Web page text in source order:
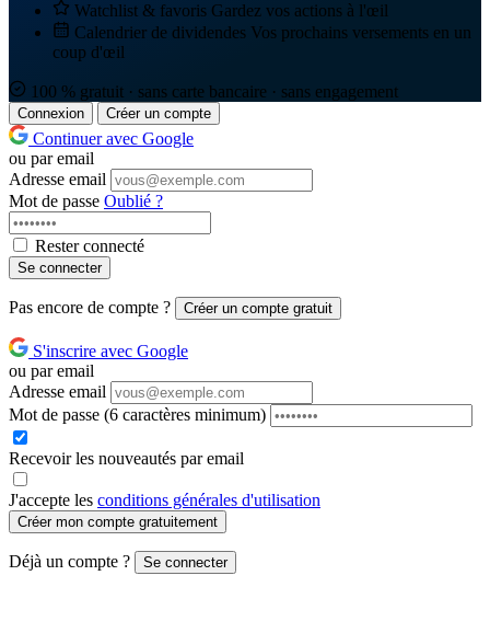
Watchlist & favoris Gardez vos actions à l'œil
Calendrier de dividendes Vos prochains versements en un
coup d'œil
100 % gratuit · sans carte bancaire · sans engagement
Connexion Créer un compte
Continuer avec Google
ou par email
Adresse email
Mot de passe Oublié ?
Rester connecté
Se connecter
Pas encore de compte ? Créer un compte gratuit
S'inscrire avec Google
ou par email
Adresse email
Mot de passe (6 caractères minimum)
Recevoir les nouveautés par email
J'accepte les conditions générales d'utilisation
Créer mon compte gratuitement
Déjà un compte ? Se connecter